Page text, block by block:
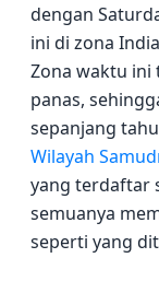
dengan
ini di zona
Zona waktu ini
panas,
sepanjang
Wilayah
yang terdaftar
semuanya
seperti yang